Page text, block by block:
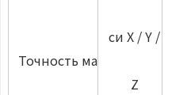
Точность ма
си X / Y /
Z